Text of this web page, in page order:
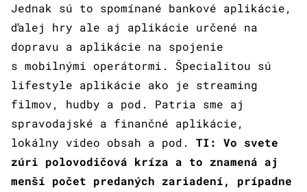
Jednak sú to spomínané bankové aplikácie,
ďalej hry ale aj aplikácie určené na
dopravu a aplikácie na spojenie
s mobilnými operátormi. Špecialitou sú
lifestyle aplikácie ako je streaming
filmov, hudby a pod. Patria sme aj
spravodajské a finančné aplikácie,
lokálny video obsah a pod. TI: Vo svete
zúri polovodičová kríza a to znamená aj
menší počet predaných zariadení, prípadne